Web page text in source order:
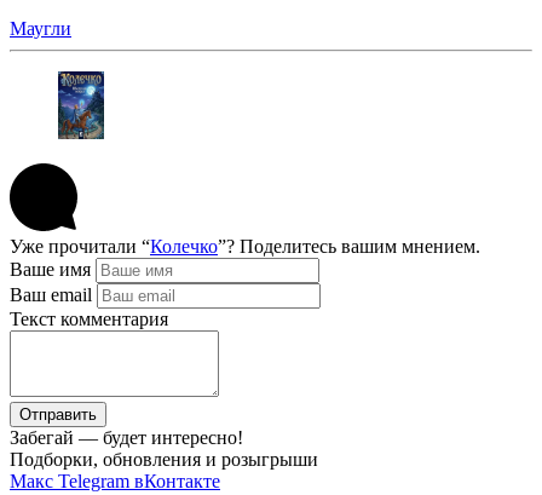
Маугли
Уже прочитали “Колечко”? Поделитесь вашим мнением.
Ваше имя
Ваш email
Текст комментария
Отправить
Забегай — будет интересно!
Подборки, обновления и розыгрыши
Макс Telegram вКонтакте